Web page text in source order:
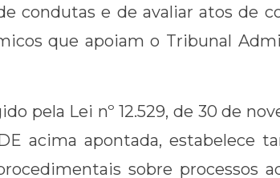
condutas e de avaliar atos de
que apoiam o Tribunal
pela Lei nº 12.529, de 30 de
acima apontada, estabelece
sobre processos